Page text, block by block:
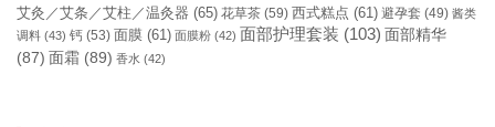
艾灸／艾条／艾柱／温灸器 (65) 花草茶 (59) 西式糕点 (61) 避孕套 (49) 酱类
调料 (43) 钙 (53) 面膜 (61) 面膜粉 (42) 面部护理套装 (103) 面部精华
(87) 面霜 (89) 香水 (42)